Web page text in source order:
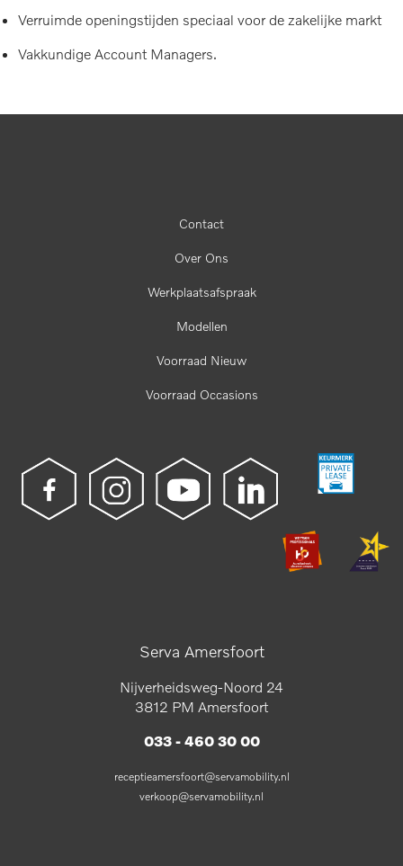
Verruimde openingstijden speciaal voor de zakelijke markt
Vakkundige Account Managers.
Contact
Over Ons
Werkplaatsafspraak
Modellen
Voorraad Nieuw
Voorraad Occasions
Serva Amersfoort
Nijverheidsweg-Noord 24
3812 PM Amersfoort
033 - 460 30 00
receptieamersfoort@servamobility.nl
verkoop@servamobility.nl